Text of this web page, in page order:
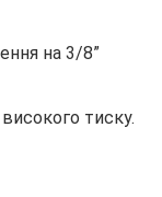
на 3/8”
тиску.